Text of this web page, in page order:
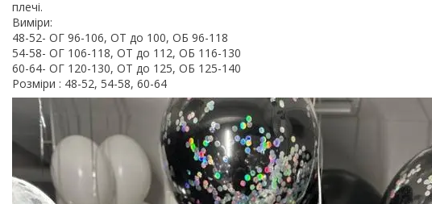
плечі.
Виміри:
48-52- ОГ 96-106, ОТ до 100, ОБ 96-118
54-58- ОГ 106-118, ОТ до 112, ОБ 116-130
60-64- ОГ 120-130, ОТ до 125, ОБ 125-140
Розміри : 48-52, 54-58, 60-64